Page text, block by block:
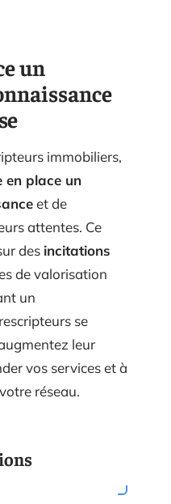
un
immobiliers,
en place un
et de
attentes. Ce
des
incitations
de valorisation
un
se
leur
vos services et à
réseau.